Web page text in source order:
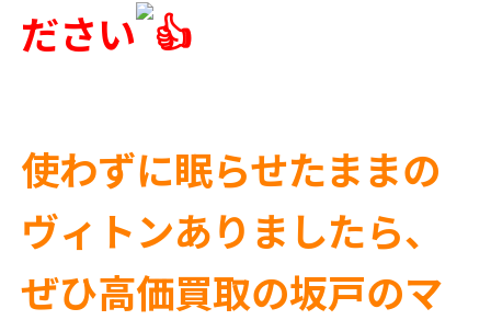
ださい
使わずに眠らせたままの
ヴィトンありましたら、
ぜひ高価買取の坂戸のマ